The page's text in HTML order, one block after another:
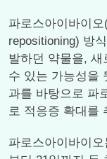
파로스아이바이
repositioning) 방
발하던 약물을,
수 있는 가능성을
과를 바탕으로 파
로 적응증 확대를
파로스아이바이